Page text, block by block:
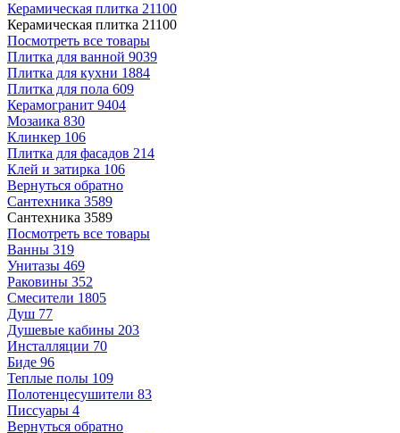
Керамическая плитка 21100
Керамическая плитка 21100
Посмотреть все товары
Плитка для ванной 9039
Плитка для кухни 1884
Плитка для пола 609
Керамогранит 9404
Мозаика 830
Клинкер 106
Плитка для фасадов 214
Клей и затирка 106
Вернуться обратно
Сантехника 3589
Сантехника 3589
Посмотреть все товары
Ванны 319
Унитазы 469
Раковины 352
Смесители 1805
Душ 77
Душевые кабины 203
Инсталляции 70
Биде 96
Теплые полы 109
Полотенцесушители 83
Писсуары 4
Вернуться обратно